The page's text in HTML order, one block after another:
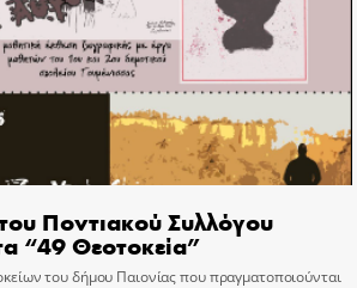
Ποντιακού Συλλόγου
“49 Θεοτοκεία”
του δήμου Παιονίας που πραγματοποιούνται